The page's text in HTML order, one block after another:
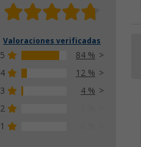
Valoraciones verificadas
5
84 %
4
12 %
3
4 %
2
1